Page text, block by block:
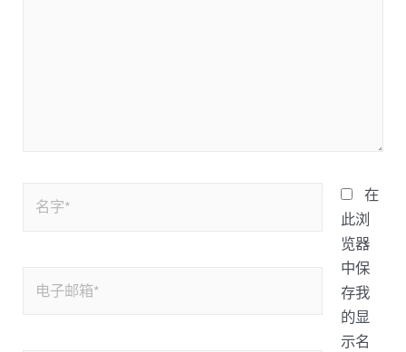
在
此浏
览器
中保
存我
的显
示名